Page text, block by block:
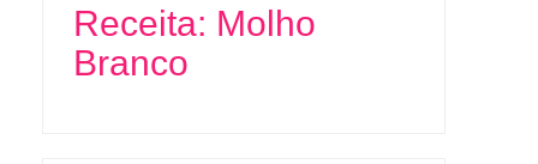
Receita: Molho
Branco